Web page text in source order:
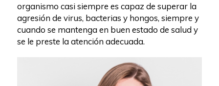
organismo casi siempre es capaz de superar la
agresión de virus, bacterias y hongos, siempre y
cuando se mantenga en buen estado de salud y
se le preste la atención adecuada.